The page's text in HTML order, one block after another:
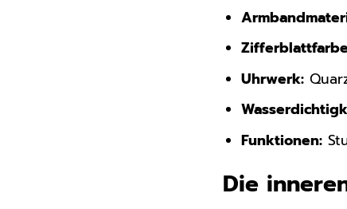
Uhrwerk:
Funktionen:
Die